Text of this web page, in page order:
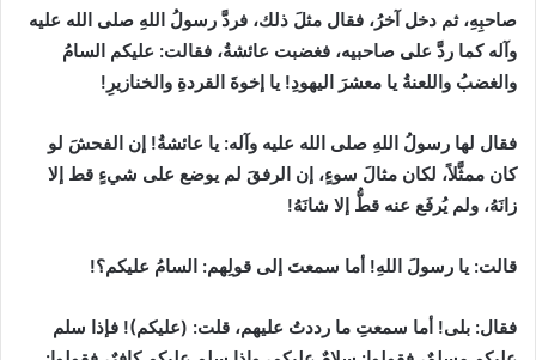
صاحبِهِ، ثم دخل آخرُ، فقال مثلَ ذلك، فردَّ رسولُ اللهِ صلى الله عليه
وآله كما ردَّ على صاحبيه، فغضبت عائشةُ، فقالت: عليكم السامُ
والغضبُ واللعنةُ يا معشرَ اليهودِ! يا إخوةَ القردةِ والخنازيرِ !
فقال لها رسولُ اللهِ صلى الله عليه وآله: يا عائشةُ! إن الفحشَ لو
كان ممثَّلاً، لكان مثالَ سوءٍ، إن الرفقَ لم يوضع على شيءٍ قط إلا
زانَهُ، ولم يُرفَع عنه قطُّ إلا شانَهُ!
قالت: يا رسولَ اللهِ! أما سمعتَ إلى قولِهم: السامُ عليكم؟!
فقال: بلى! أما سمعتِ ما رددتُ عليهم، قلت:
(عليكم)! فإذا سلم